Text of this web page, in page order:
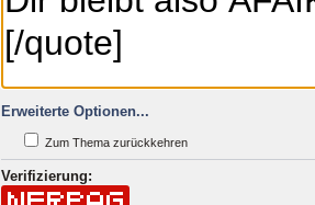
Erweiterte Optionen...
Zum Thema zurückkehren
Verifizierung: